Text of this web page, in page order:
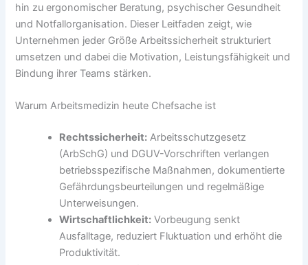
hin zu ergonomischer Beratung, psychischer Gesundheit
und Notfallorganisation. Dieser Leitfaden zeigt, wie
Unternehmen jeder Größe Arbeitssicherheit strukturiert
umsetzen und dabei die Motivation, Leistungsfähigkeit und
Bindung ihrer Teams stärken.
Warum Arbeitsmedizin heute Chefsache ist
Rechtssicherheit: Arbeitsschutzgesetz
(ArbSchG) und DGUV-Vorschriften verlangen
betriebsspezifische Maßnahmen, dokumentierte
Gefährdungsbeurteilungen und regelmäßige
Unterweisungen.
Wirtschaftlichkeit: Vorbeugung senkt
Ausfalltage, reduziert Fluktuation und erhöht die
Produktivität.